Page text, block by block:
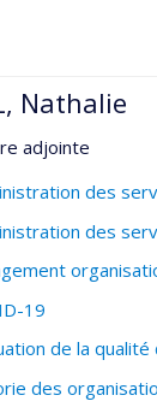
Nathalie
adjointe
des
des
19
de la qualité
des